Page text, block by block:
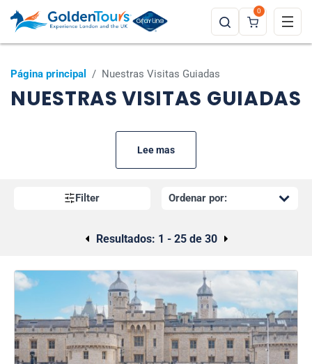
0
Página principal / Nuestras Visitas Guiadas
NUESTRAS VISITAS GUIADAS
Lee mas
Filter
Resultados: 1 - 25 de 30